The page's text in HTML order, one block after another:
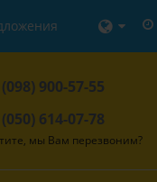
900-57-55
614-07-78
мы Вам перезвоним?